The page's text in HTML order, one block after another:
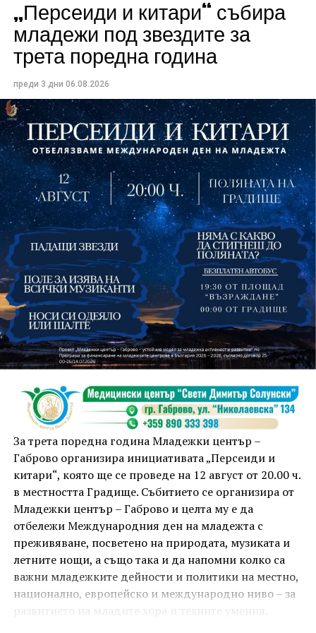
Всички събития ще се проведат в парк „Максим
Райкович“, срещу часовниковата кула, с вход
свободен. Програмата ще започне на 12 август с
изпълнители GoGo, Toria, ZoV & Vakavliev.
На 13 август организаторите са предвидили
занимания и за здрав дух, и за здраво тяло.
Инструкторката по пилатес и йога Йоанна Петрова
от FitLab ще се погрижи за добрия тонус с групова
тренировка от 19.00 ч., а след това ще има мозъчна
атака с куиз вечер за обща култура. Вечерта ще
приключи с прожекция на новия български
комедиен филм „Брънч за начинаещи“ – в парка,
под звездното дряновско небе.
„Персеиди и китари“ събира
младежи под звездите за
трета поредна година
преди 3 дни 06.08.2026
За трета поредна година Младежки център –
Габрово организира инициативата „Персеиди и
китари“, която ще се проведе на 12 август от 20.00 ч.
в местността Градище. Събитието се организира от
Младежки център – Габрово и целта му е да
отбележи Международния ден на младежта с
преживяване, посветено на природата, музиката и
летните нощи, а също така и да напомни колко са
важни младежките дейности и политики на местно,
национално, европейско и международно ниво – за